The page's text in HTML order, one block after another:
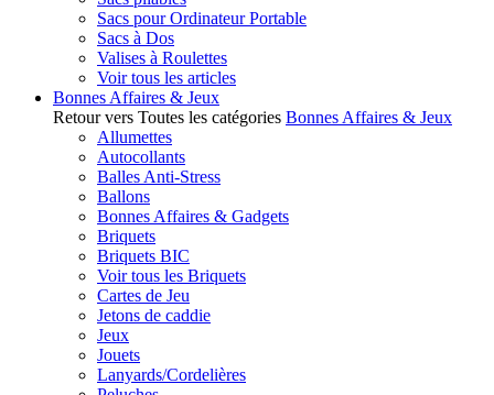
Sacs pour Ordinateur Portable
Sacs à Dos
Valises à Roulettes
Voir tous les articles
Bonnes Affaires & Jeux
Retour vers Toutes les catégories Bonnes Affaires & Jeux
Allumettes
Autocollants
Balles Anti-Stress
Ballons
Bonnes Affaires & Gadgets
Briquets
Briquets BIC
Voir tous les Briquets
Cartes de Jeu
Jetons de caddie
Jeux
Jouets
Lanyards/Cordelières